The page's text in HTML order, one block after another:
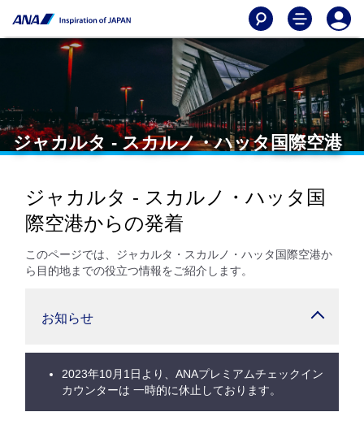
ジャカルタ - スカルノ・ハッタ国際空港
ジャカルタ - スカルノ・ハッタ国
際空港からの発着
このページでは、ジャカルタ・スカルノ・ハッタ国際空港か
ら目的地までの役立つ情報をご紹介します。
お知らせ
2023年10月1日より、ANAプレミアムチェックイン
カウンターは 一時的に休止しております。